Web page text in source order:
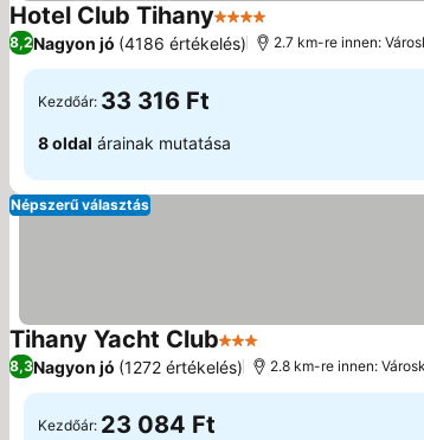
Hotel Club Tihany4 Kategória
8,2Nagyon jó (4186 értékelés) 2.7 km-re innen:
Kezdőár: 33 316 Ft
8 oldal árainak mutatása
Népszerű választás
Tihany Yacht Club3 Kategória
8,3Nagyon jó (1272 értékelés) 2.8 km-re innen:
Kezdőár: 23 084 Ft